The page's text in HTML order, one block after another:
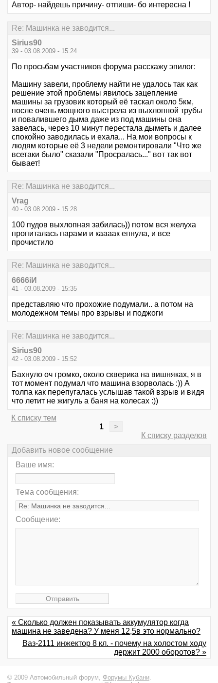
Автор- найдешь причину- отпиши- бо интересна !
Re: Машинка не заводится...
Sirius90
39 - 03.08.2009 - 15:24
По просьбам участников форума расскажу эпилог:
Машину завели, проблему найти не удалось так как
решение этой проблемы явилось зацепление
машины за грузовик который её таскал около 5км,
после очень мощного выстрела из выхлопной трубы
и повалившего дыма даже из под машины она
завелась, через 10 минут перестала дыметь и далее
спокойно заводилась и ехала... На мои вопросы к
людям которые её 3 недели ремонтировали "Что же
всетаки было" сказали "Просралась..." вот так вот
бывает!
Re: Машинка не заводится...
Vrag
40 - 03.08.2009 - 15:28
100 пудов выхлопная забилась)) потом вся желуха
пропиталась парами и каааак епнула, и все
прочистило
Re: Машинка не заводится...
6666iИ
41 - 03.08.2009 - 15:35
представляю что прохожие подумали.. а потом на
молодежном темы про взрывы и поджоги
Re: Машинка не заводится...
Sirius90
42 - 03.08.2009 - 15:52
Бахнуло оч громко, около скверика на вишняках, я в
тот момент подумал что машина взорволась :)) А
толпа как перепугалась услышав такой взрыв и видя
что летит не жигуль а баня на колесах :))
К списку тем
1
>
К списку разделов
Добавить новое сообщение
Ваше имя:
Тема сообщения:
Сообщение:
« Сколько должен показывать аккумулятор когда
машина не заведена? У меня 12,5в это нормально?
Ваз-2111 инжектор 8 кл. - почему на холостом ходу
держит 2000 оборотов? »
© 2009 Автомобильный форум, Форумы Кубани.